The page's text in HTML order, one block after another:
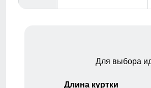
Для выбора
Длина куртки